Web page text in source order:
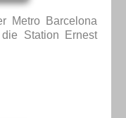
Metro Barcelona
Station Ernest